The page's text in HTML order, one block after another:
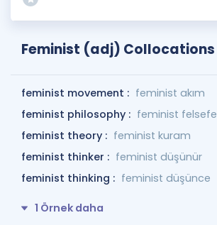
Feminist (adj) Collocations
feminist movement : feminist akım
feminist philosophy : feminist felsefe
feminist theory : feminist kuram
feminist thinker : feminist düşünür
feminist thinking : feminist düşünce
1 Örnek daha